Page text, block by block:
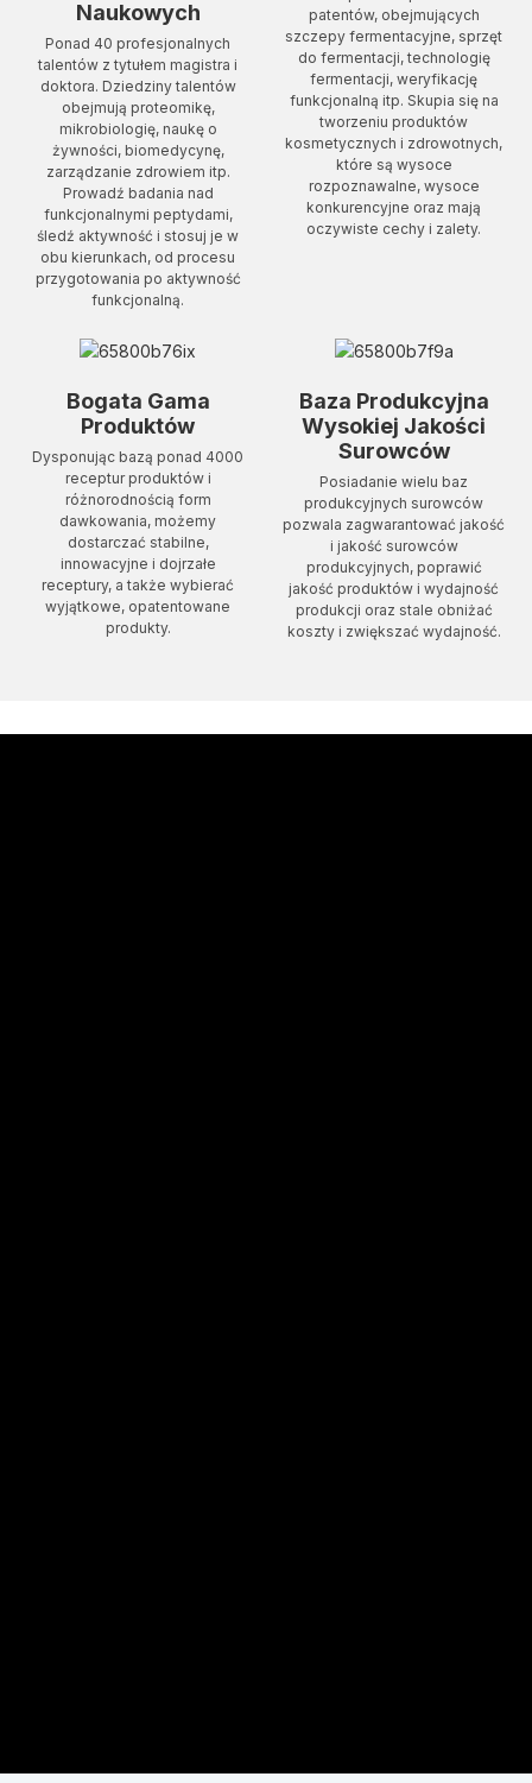
Naukowych
Ponad 40 profesjonalnych
talentów z tytułem magistra i
doktora. Dziedziny talentów
obejmują proteomikę,
mikrobiologię, naukę o
żywności, biomedycynę,
zarządzanie zdrowiem itp.
Prowadź badania nad
funkcjonalnymi peptydami,
śledź aktywność i stosuj je w
obu kierunkach, od procesu
przygotowania po aktywność
funkcjonalną.
patentów, obejmujących
szczepy fermentacyjne, sprzęt
do fermentacji, technologię
fermentacji, weryfikację
funkcjonalną itp. Skupia się na
tworzeniu produktów
kosmetycznych i zdrowotnych,
które są wysoce
rozpoznawalne, wysoce
konkurencyjne oraz mają
oczywiste cechy i zalety.
Bogata Gama
Produktów
Dysponując bazą ponad 4000
receptur produktów i
różnorodnością form
dawkowania, możemy
dostarczać stabilne,
innowacyjne i dojrzałe
receptury, a także wybierać
wyjątkowe, opatentowane
produkty.
Baza Produkcyjna
Wysokiej Jakości
Surowców
Posiadanie wielu baz
produkcyjnych surowców
pozwala zagwarantować jakość
i jakość surowców
produkcyjnych, poprawić
jakość produktów i wydajność
produkcji oraz stale obniżać
koszty i zwiększać wydajność.